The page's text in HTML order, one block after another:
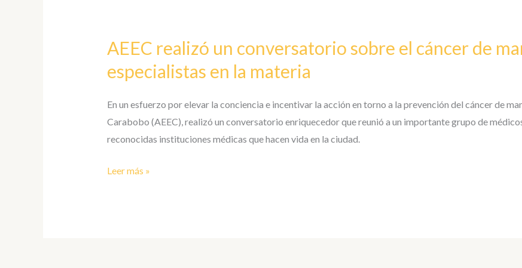
AEEC realizó un conversatorio sobre el cáncer de
especialistas en la materia
En un esfuerzo por elevar la conciencia e incentivar la acción en torno a la prevención del cáncer de
Carabobo (AEEC), realizó un conversatorio enriquecedor que reunió a un importante grupo de
reconocidas instituciones médicas que hacen vida en la ciudad.
un
conversatorio
sobre
el
cáncer
con
Leer más »